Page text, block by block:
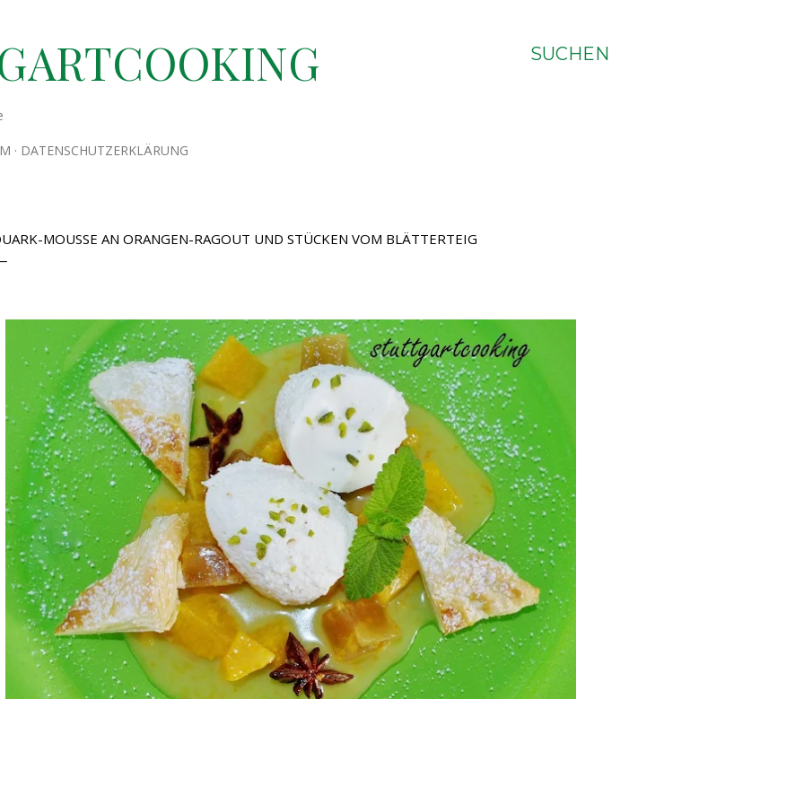
SUCHEN
DATENSCHUTZERKLÄRUNG
MOUSSE AN ORANGEN-RAGOUT UND STÜCKEN VOM BLÄTTERTEIG